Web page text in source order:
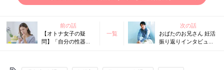
前の話
【オトナ女子の疑
問】「自分の性器の
のはホルモンのせ
一覧
次の話
おばたのお兄さん 妊活
振り返りインタビュ
と言われショック…